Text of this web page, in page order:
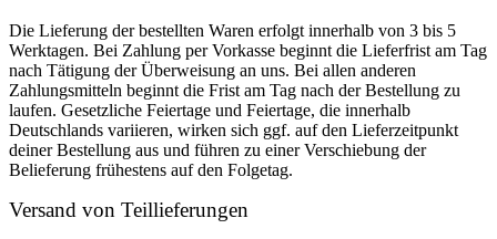
Die Lieferung der bestellten Waren erfolgt innerhalb von 3 bis 5
Werktagen. Bei Zahlung per Vorkasse beginnt die Lieferfrist am Tag
nach Tätigung der Überweisung an uns. Bei allen anderen
Zahlungsmitteln beginnt die Frist am Tag nach der Bestellung zu
laufen. Gesetzliche Feiertage und Feiertage, die innerhalb
Deutschlands variieren, wirken sich ggf. auf den Lieferzeitpunkt
deiner Bestellung aus und führen zu einer Verschiebung der
Belieferung frühestens auf den Folgetag.
Versand von Teillieferungen